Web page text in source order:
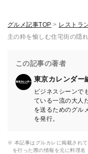
グルメ記事TOP > レストラ
主の粋を愉しむ住宅街の隠
この記事の著者
東京カレンダー
ビジネスシーンで
ている一流の大人
を送るためのグル
を発行。
※ 本記事はグルカレに掲載され
を行った際の情報を元に料理